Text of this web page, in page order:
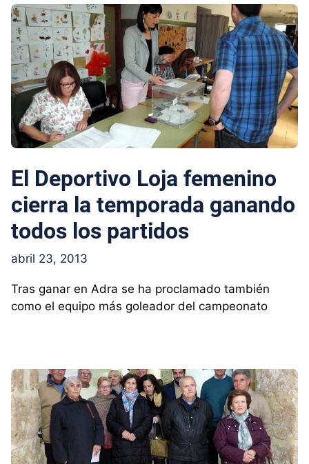
El Deportivo Loja femenino
cierra la temporada ganando
todos los partidos
abril 23, 2013
Tras ganar en Adra se ha proclamado también
como el equipo más goleador del campeonato